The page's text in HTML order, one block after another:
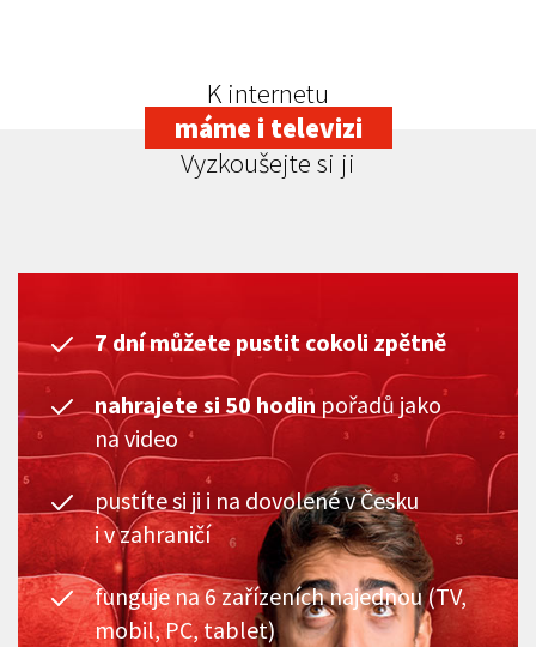
K internetu
máme i televizi
Vyzkoušejte si ji
7 dní můžete pustit cokoli zpětně
nahrajete si 50 hodin pořadů jako
na video
pustíte si ji i na dovolené v Česku
i v zahraničí
funguje na 6 zařízeních najednou (TV,
mobil, PC, tablet)